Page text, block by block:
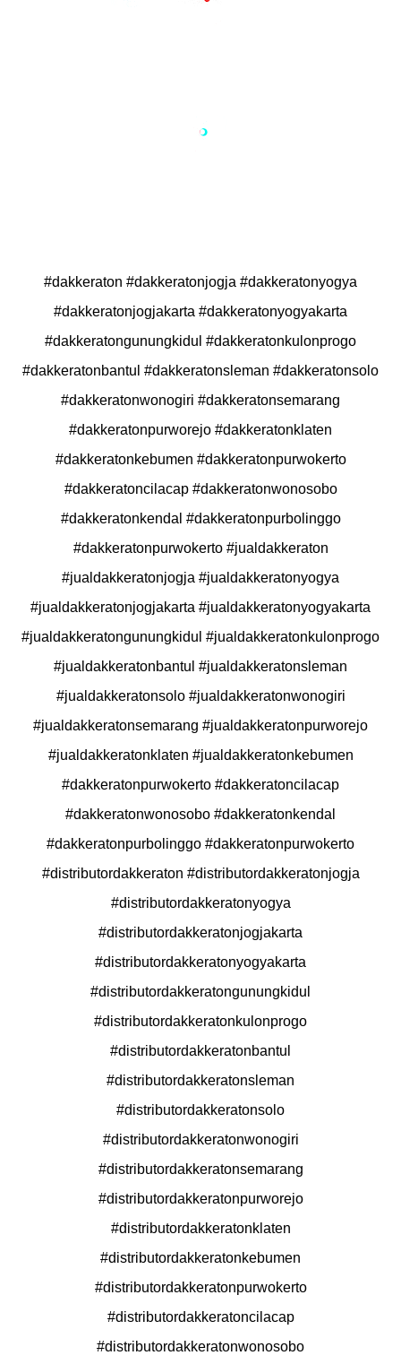
#dakkeraton​ #dakkeratonjogja​ #dakkeratonyogya​
#dakkeratonjogjakarta​ #dakkeratonyogyakarta​
#dakkeratongunungkidul​ #dakkeratonkulonprogo​
#dakkeratonbantul​ #dakkeratonsleman​ #dakkeratonsolo​
#dakkeratonwonogiri​ #dakkeratonsemarang​
#dakkeratonpurworejo​ #dakkeratonklaten​
#dakkeratonkebumen​ #dakkeratonpurwokerto​
#dakkeratoncilacap​ #dakkeratonwonosobo​
#dakkeratonkendal​ #dakkeratonpurbolinggo​
#dakkeratonpurwokerto​ #jualdakkeraton​
#jualdakkeratonjogja​ #jualdakkeratonyogya​
#jualdakkeratonjogjakarta​ #jualdakkeratonyogyakarta​
#jualdakkeratongunungkidul​ #jualdakkeratonkulonprogo​
#jualdakkeratonbantul​ #jualdakkeratonsleman​
#jualdakkeratonsolo​ #jualdakkeratonwonogiri​
#jualdakkeratonsemarang​ #jualdakkeratonpurworejo​
#jualdakkeratonklaten​ #jualdakkeratonkebumen​
#dakkeratonpurwokerto​ #dakkeratoncilacap​
#dakkeratonwonosobo​ #dakkeratonkendal​
#dakkeratonpurbolinggo​ #dakkeratonpurwokerto​
#distributordakkeraton​ #distributordakkeratonjogja​
#distributordakkeratonyogya​
#distributordakkeratonjogjakarta​
#distributordakkeratonyogyakarta​
#distributordakkeratongunungkidul​
#distributordakkeratonkulonprogo​
#distributordakkeratonbantul​
#distributordakkeratonsleman​
#distributordakkeratonsolo​
#distributordakkeratonwonogiri​
#distributordakkeratonsemarang​
#distributordakkeratonpurworejo​
#distributordakkeratonklaten​
#distributordakkeratonkebumen​
#distributordakkeratonpurwokerto​
#distributordakkeratoncilacap​
#distributordakkeratonwonosobo​